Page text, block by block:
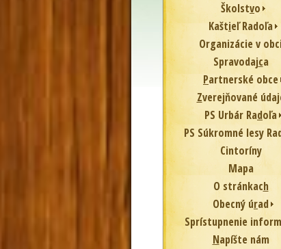
Školstvo
Kaštieľ Radoľa
Organizácie v obci
Spravodajca
Partnerské obce
Zverejňované
PS Urbár Radoľa
PS Súkromné lesy
Cintoríny
Mapa
O stránkach
Obecný úrad
Sprístupnenie
Napíšte nám